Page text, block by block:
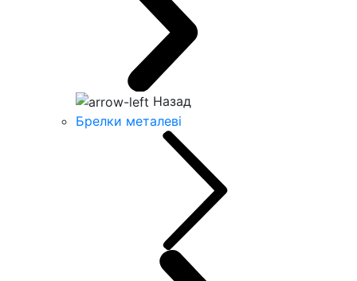
Назад
Брелки металеві